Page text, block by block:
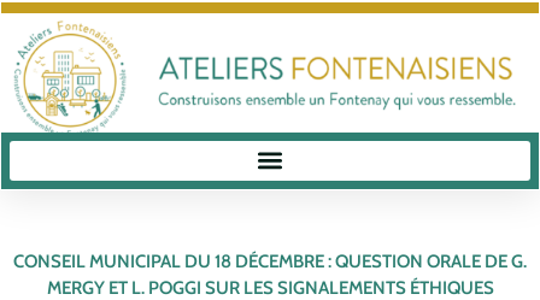
CONSEIL MUNICIPAL DU 18 DÉCEMBRE : QUESTION ORALE DE G.
MERGY ET L. POGGI SUR LES SIGNALEMENTS ÉTHIQUES